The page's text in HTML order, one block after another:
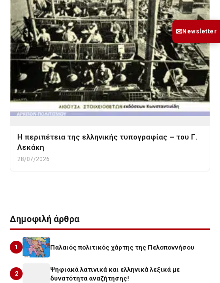
Η περιπέτεια της ελληνικής τυπογραφίας – του Γ.
Λεκάκη
28/07/2026
Δημοφιλή άρθρα
1 Παλαιός πολιτικός χάρτης της Πελοποννήσου
2
Ψηφιακά λατινικά και ελληνικά λεξικά με
δυνατότητα αναζήτησης!
✉Newsletter